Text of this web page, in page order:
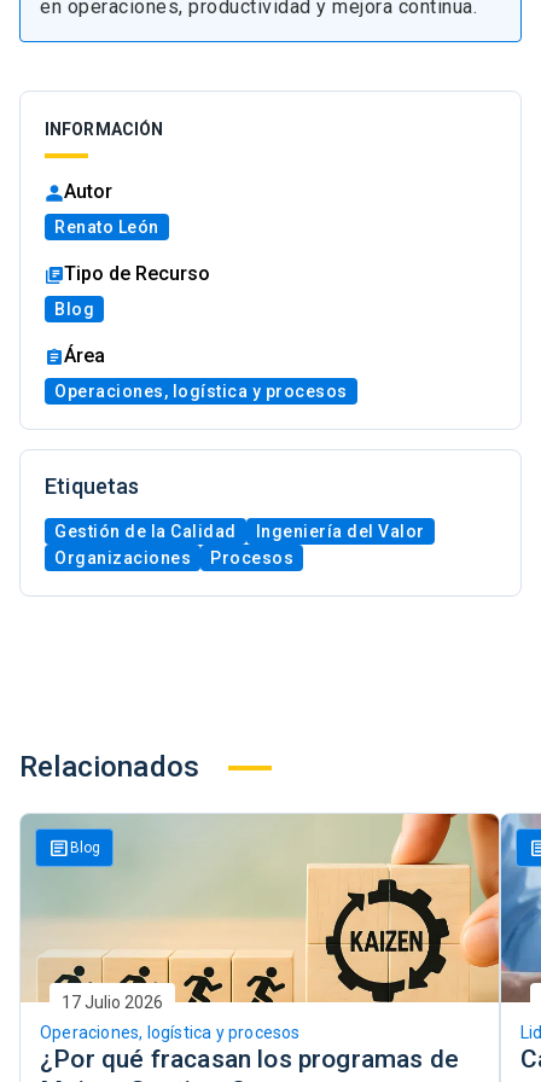
en operaciones, productividad y mejora continua.
INFORMACIÓN
Autor
Renato León
Tipo de Recurso
Blog
Área
Operaciones, logística y procesos
Etiquetas
Gestión de la Calidad
Ingeniería del Valor
Organizaciones
Procesos
Relacionados
article Blog
17 Julio 2026
Operaciones, logística y procesos
¿Por qué fracasan los programas de